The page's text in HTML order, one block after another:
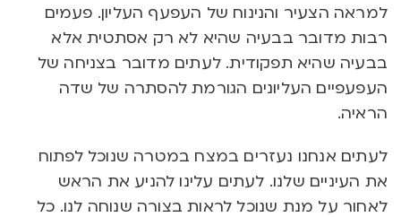
למראה הצעיר והנינוח של העפעף העליון. פעמים
רבות מדובר בבעיה שהיא לא רק אסתטית אלא
בבעיה שהיא תפקודית. לעתים מדובר בצניחה של
העפעפיים העליונים הגורמת להסתרה של שדה
הראיה.
לעתים אנחנו נעזרים במצח במטרה שנוכל לפתוח
את העיניים שלנו. לעתים עלינו להניע את הראש
לאחור על מנת שנוכל לראות בצורה שנוחה לנו. כל